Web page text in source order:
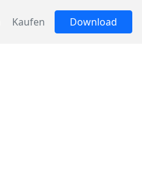
Kaufen Download